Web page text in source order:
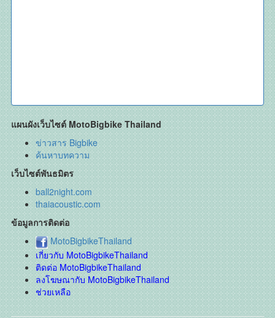
แผนผังเว็บไซต์ MotoBigbike Thailand
ข่าวสาร Bigbike
ค้นหาบทความ
เว็บไซต์พันธมิตร
ball2night.com
thaiacoustic.com
ข้อมูลการติดต่อ
MotoBigbikeThailand
เกี่ยวกับ MotoBigbikeThailand
ติดต่อ MotoBigbikeThailand
ลงโฆษณากับ MotoBigbikeThailand
ช่วยเหลือ